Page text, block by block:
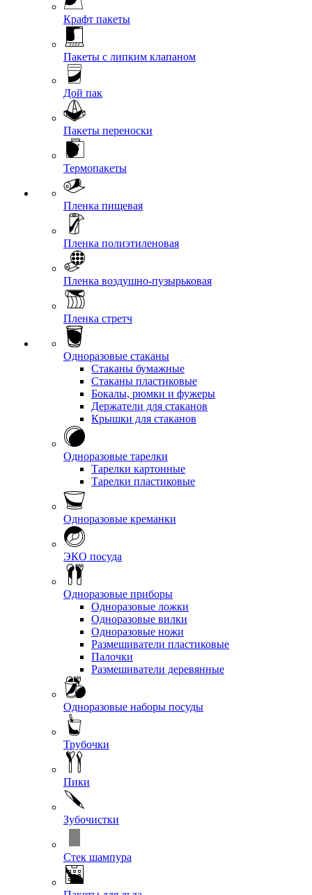
Крафт пакеты
Пакеты с липким клапаном
Дой пак
Пакеты переноски
Термопакеты
Пленка пищевая
Пленка полиэтиленовая
Пленка воздушно-пузырьковая
Пленка стретч
Одноразовые стаканы
Стаканы бумажные
Стаканы пластиковые
Бокалы, рюмки и фужеры
Держатели для стаканов
Крышки для стаканов
Одноразовые тарелки
Тарелки картонные
Тарелки пластиковые
Одноразовые креманки
ЭКО посуда
Одноразовые приборы
Одноразовые ложки
Одноразовые вилки
Одноразовые ножи
Размешиватели пластиковые
Палочки
Размешиватели деревянные
Одноразовые наборы посуды
Трубочки
Пики
Зубочистки
Стек шампура